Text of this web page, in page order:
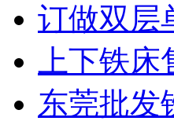
订做双层
上下铁
东莞批发